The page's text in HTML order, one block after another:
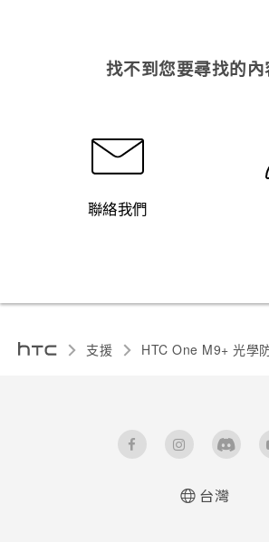
找不到您要尋找的內
聯絡我們
支援 HTC One M9+ 光學
台灣